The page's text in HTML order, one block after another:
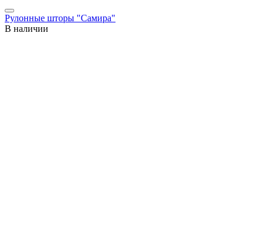
Рулонные шторы "Самира"
В наличии